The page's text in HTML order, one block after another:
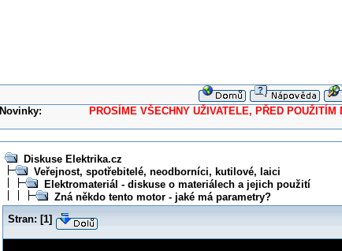
Novinky: PROSÍME VŠECHNY UŽIVATELE, PŘED POUŽITÍM
Diskuse Elektrika.cz
Veřejnost, spotřebitelé, neodborníci, kutilové, laici
Elektromateriál - diskuse o materiálech a jejich použití
Zná někdo tento motor - jaké má parametry?
Stran: [1]